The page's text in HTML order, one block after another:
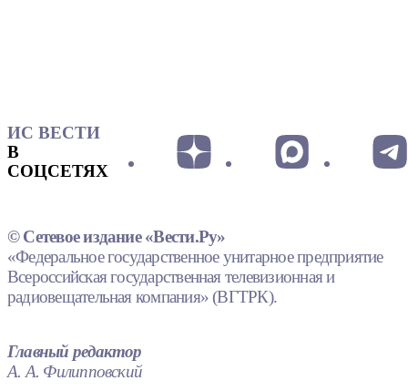
ИС ВЕСТИ
В
СОЦСЕТЯХ
© Сетевое издание «Вести.Ру»
«Федеральное государственное унитарное предприятие
Всероссийская государственная телевизионная и
радиовещательная компания» (ВГТРК).
Главный редактор
А. А. Филипповский